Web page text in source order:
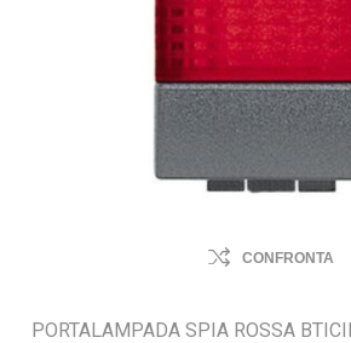
CONFRONTA
PORTALAMPADA SPIA ROSSA